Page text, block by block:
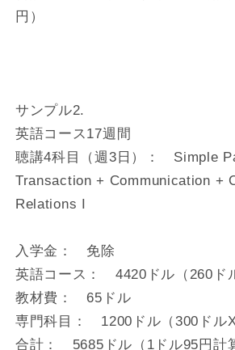
円）
サンプル2.
英語コース17週間
聴講4科目（週3日）： Simple
Transaction + Communication +
Relations I
入学金： 免除
英語コース： 4420ドル（260ド
教材費： 65ドル
専門科目： 1200ドル（300ドル
合計： 5685ドル（1ドル95円計